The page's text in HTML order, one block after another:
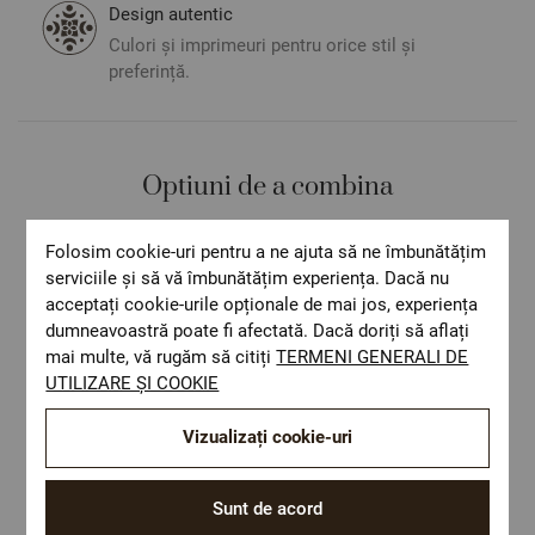
Design autentic
Culori și imprimeuri pentru orice stil și
preferință.
Optiuni de a combina
Folosim cookie-uri pentru a ne ajuta să ne îmbunătățim
serviciile și să vă îmbunătățim experiența. Dacă nu
acceptați cookie-urile opționale de mai jos, experiența
dumneavoastră poate fi afectată. Dacă doriți să aflați
mai multe, vă rugăm să citițiTERMENI GENERALI DE
UTILIZARE ȘI COOKIE
Sunt de acord
Vizualizați cookie-uri